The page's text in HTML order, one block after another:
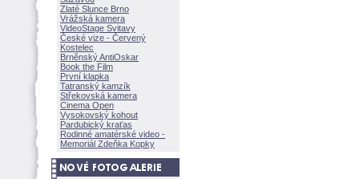
Zlaté Slunce Brno
Vrážská kamera
VideoStage Svitavy
České vize - Červený
Kostelec
Brněnský AntiOskar
Book the Film
První klapka
Tatranský kamzík
Střekovská kamera
Cinema Open
Vysokovský kohout
Pardubický kraťas
Rodinné amatérské video -
Memoriál Zdeňka Kopky